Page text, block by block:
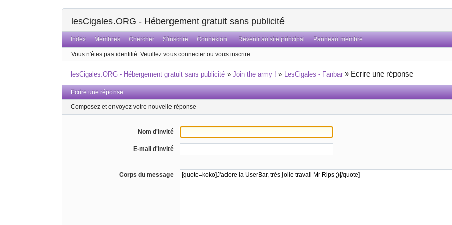
lesCigales.ORG - Hébergement gratuit sans publicité
Index Membres Chercher S'inscrire Connexion Revenir au site principal Panneau membre
Vous n'êtes pas identifié. Veuillez vous connecter ou vous inscrire.
lesCigales.ORG - Hébergement gratuit sans publicité »Join the army ! » LesCigales - Fanbar » Ecrire une réponse
Ecrire une réponse
Composez et envoyez votre nouvelle réponse
Nom d'invité
E-mail d'invité
Corps du message